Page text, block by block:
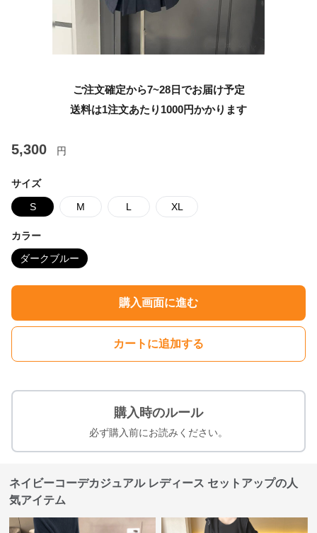
ご注文確定から7~28日でお届け予定
送料は1注文あたり 1000円かかります
5,300 円
サイズ
S M L XL
カラー
ダークブルー
購入画面に進む
カートに追加する
購入時のルール
必ず購入前にお読みください。
ネイビーコーデカジュアル レディース セットアップの人
気アイテム